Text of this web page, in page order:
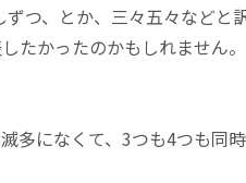
つ、とか、三々五々などと
たかったのかもしれません。
多になくて、3つも4つも同